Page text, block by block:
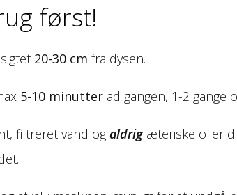
først!
20-30 cm fra dysen.
5-10 minutter ad gangen, 1-2 gange
filtreret vand ogaldrig æteriske olier